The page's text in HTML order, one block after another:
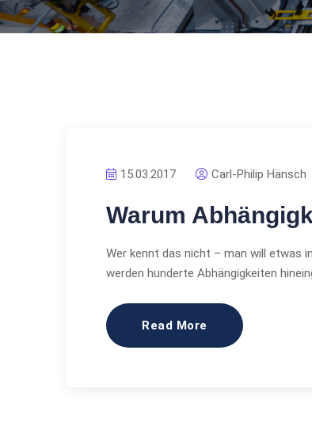
15.03.2017 Carl-Philip Hänsch
Warum
Wer kennt das nicht – man will etwas
werden hunderte Abhängigkeiten
Read More